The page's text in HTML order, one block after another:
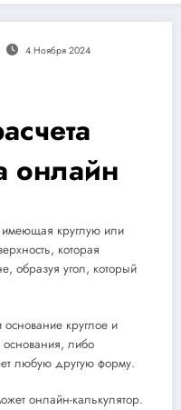
4 Ноября 2024
онлайн
имеющая круглую или
которая
образуя угол, который
круглое и
либо
любую другую форму.
онлайн-калькулятор.